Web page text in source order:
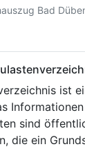
Bad
ist
sind
die ein